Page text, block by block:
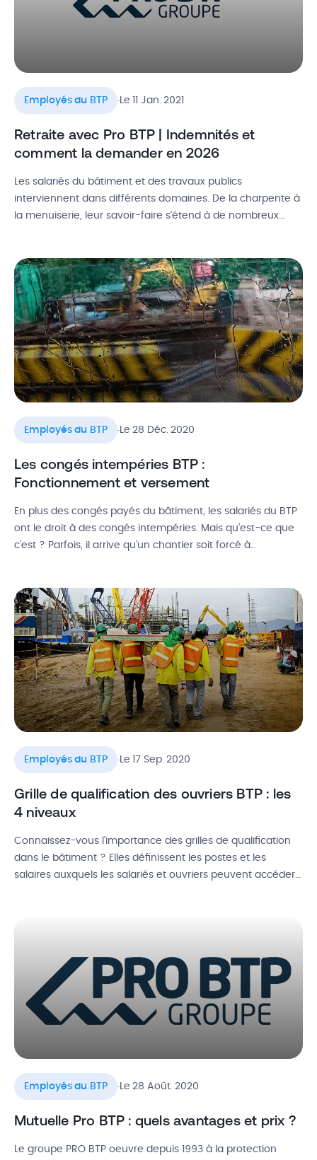
Employés du BTP .Le 11 Jan. 2021
Retraite avec Pro BTP | Indemnités et
comment la demander en 2026
Les salariés du bâtiment et des travaux publics
interviennent dans différents domaines. De la charpente à
la menuiserie, leur savoir-faire s’étend à de nombreux
système de retraite complémentaire est géré par Pro BTP.
[…]
Employés du BTP .Le 28 Déc. 2020
Les congés intempéries BTP :
Fonctionnement et versement
En plus des congés payés du bâtiment, les salariés du BTP
ont le droit à des congés intempéries. Mais qu’est-ce que
c’est ? Parfois, il arrive qu’un chantier soit forcé à
remboursées par la Caisse Intempéries, pour compenser
la perte de […]
Employés du BTP .Le 17 Sep. 2020
Grille de qualification des ouvriers BTP : les
4 niveaux
Connaissez-vous l’importance des grilles de qualification
dans le bâtiment ? Elles définissent les postes et les
salaires auxquels les salariés et ouvriers peuvent accéder
Employés du BTP .Le 28 Août. 2020
Mutuelle Pro BTP : quels avantages et prix ?
Le groupe PRO BTP oeuvre depuis 1993 à la protection